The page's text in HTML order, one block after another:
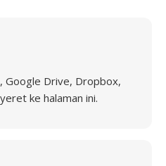
Google Drive, Dropbox,
ke halaman ini.